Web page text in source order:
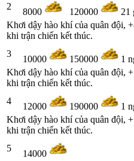
2
8000 120000 21
Khơi dậy hào khí của quân đội,
khi trận chiến kết thúc.
3
10000 150000 1
Khơi dậy hào khí của quân đội,
khi trận chiến kết thúc.
4
12000 190000 1
Khơi dậy hào khí của quân đội,
khi trận chiến kết thúc.
5
14000